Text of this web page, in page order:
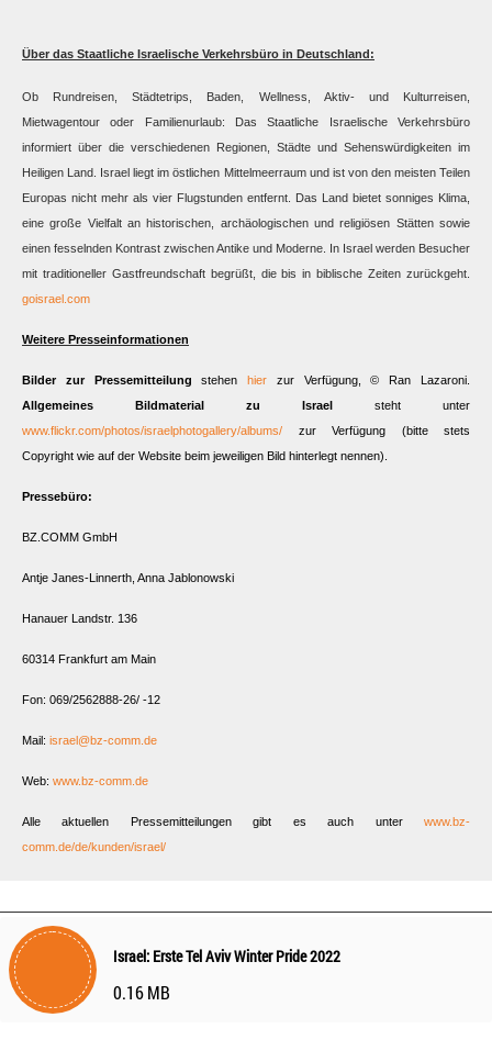
Über das Staatliche Israelische Verkehrsbüro in Deutschland:
Ob Rundreisen, Städtetrips, Baden, Wellness, Aktiv- und Kulturreisen,
Mietwagentour oder Familienurlaub: Das Staatliche Israelische Verkehrsbüro
informiert über die verschiedenen Regionen, Städte und Sehenswürdigkeiten im
Heiligen Land. Israel liegt im östlichen Mittelmeerraum und ist von den meisten Teilen
Europas nicht mehr als vier Flugstunden entfernt. Das Land bietet sonniges Klima,
eine große Vielfalt an historischen, archäologischen und religiösen Stätten sowie
einen fesselnden Kontrast zwischen Antike und Moderne. In Israel werden Besucher
mit traditioneller Gastfreundschaft begrüßt, die bis in biblische Zeiten zurückgeht.
goisrael.com
Weitere Presseinformationen
Bilder zur Pressemitteilungstehen hier zur Verfügung, © Ran Lazaroni.
Allgemeines Bildmaterial zu Israel steht unter
www.flickr.com/photos/israelphotogallery/albums/ zur Verfügung (bitte stets
Copyright wie auf der Website beim jeweiligen Bild hinterlegt nennen).
Pressebüro:
BZ.COMM GmbH
Antje Janes-Linnerth, Anna Jablonowski
Hanauer Landstr. 136
60314 Frankfurt am Main
Fon: 069/2562888-26/ -12
Mail: israel@bz-comm.de
Web: www.bz-comm.de
Alle aktuellen Pressemitteilungen gibt es auch unter www.bz-
comm.de/de/kunden/israel/
Israel: Erste Tel Aviv Winter Pride 2022
0.16 MB